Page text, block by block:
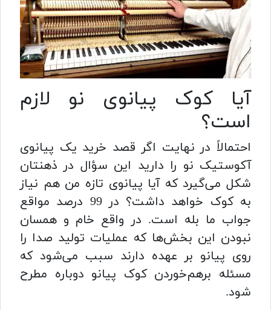
آیا کوک پیانوی نو لازم
است؟
احتمالاً در نهایت اگر قصد خرید یک پیانوی
آکوستیک نو را دارید این سؤال در ذهنتان
شکل می‌گیرد که آیا پیانوی تازه من هم نیاز
به کوک خواهد داشت؟ در 99 درصد مواقع
جواب ما بله است. در واقع خام و همسان
نبودن این بخش‌ها که عملیات تولید صدا را
روی پیانو بر عهده دارند سبب می‌شود که
مسئله برهم‌خوردن کوک پیانو دوباره مطرح
شود.